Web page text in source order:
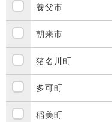
養父市
朝来市
猪名川町
多可町
稲美町